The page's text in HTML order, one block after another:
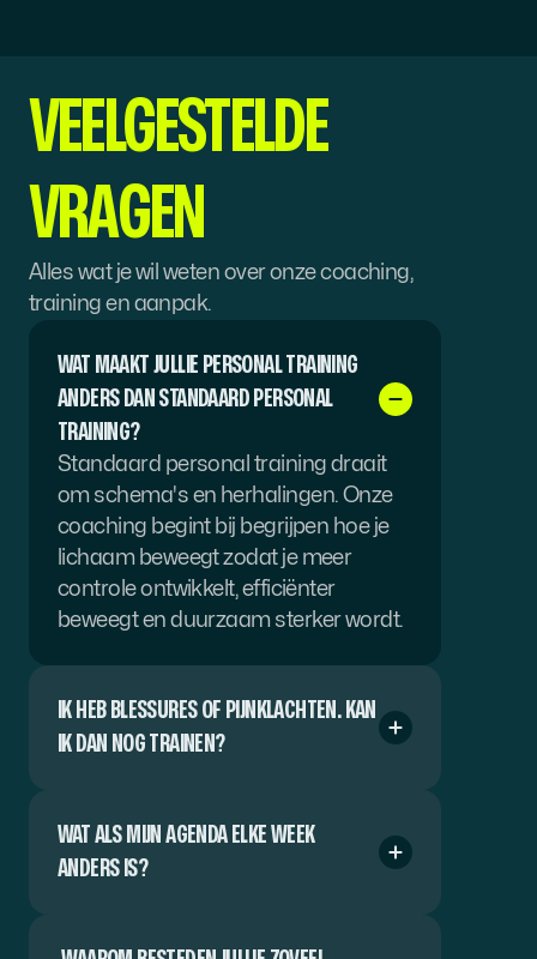
VEELGESTELDE
VRAGEN
Alles wat je wil weten over onze coaching,
training en aanpak.
WAT MAAKT JULLIE PERSONAL TRAINING
ANDERS DAN STANDAARD PERSONAL
TRAINING?
Standaard personal training draait
om schema's en herhalingen. Onze
coaching begint bij begrijpen hoe je
lichaam beweegt zodat je meer
controle ontwikkelt, efficiënter
beweegt en duurzaam sterker wordt.
IK HEB BLESSURES OF PIJNKLACHTEN. KAN
IK DAN NOG TRAINEN?
WAT ALS MIJN AGENDA ELKE WEEK
ANDERS IS?